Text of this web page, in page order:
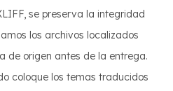
se preserva la integridad
los archivos localizados
de origen antes de la entrega.
coloque los temas traducidos